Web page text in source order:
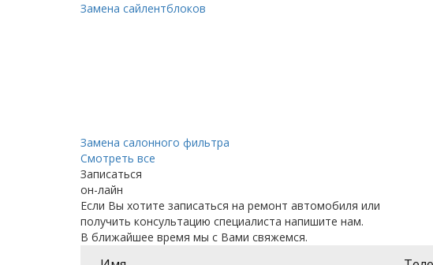
Замена сайлентблоков
Замена салонного фильтра
Смотреть все
Записаться
он-лайн
Если Вы хотите записаться на ремонт автомобиля или
получить консультацию специалиста напишите нам.
В ближайшее время мы с Вами свяжемся.